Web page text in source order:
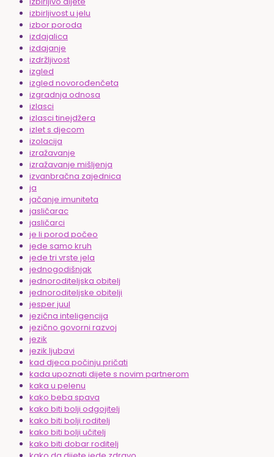
izbirljivost u jelu
izbor poroda
izdajalica
izdajanje
izdržljivost
izgled
izgled novorođenčeta
izgradnja odnosa
izlasci
izlasci tinejdžera
izlet s djecom
izolacija
izražavanje
izražavanje mišljenja
izvanbračna zajednica
ja
jačanje imuniteta
jasličarac
jasličarci
je li porod počeo
jede samo kruh
jede tri vrste jela
jednogodišnjak
jednoroditeljska obitelj
jednoroditeljske obitelji
jesper juul
jezična inteligencija
jezično govorni razvoj
jezik
jezik ljubavi
kad djeca počinju pričati
kada upoznati dijete s novim partnerom
kaka u pelenu
kako beba spava
kako biti bolji odgojitelj
kako biti bolji roditelj
kako biti bolji učitelj
kako biti dobar roditelj